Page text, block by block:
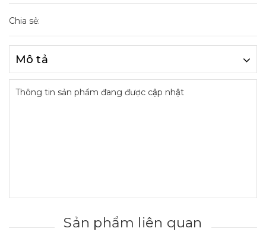
Chia sẻ:
Mô tả
Thông tin sản phẩm đang được cập nhật
Sản phẩm liên quan